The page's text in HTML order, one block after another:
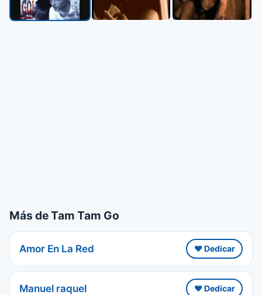
Más de Tam Tam Go
Amor En La Red ❤️ Dedicar
Manuel raquel ❤️ Dedicar